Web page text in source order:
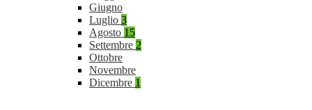
Giugno
Luglio 3
Agosto 15
Settembre 2
Ottobre
Novembre
Dicembre 1